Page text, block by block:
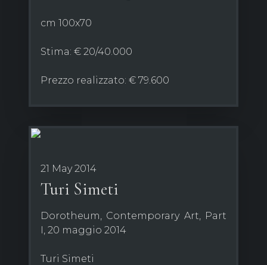
cm 100x70
Stima: € 20/40.000
Prezzo realizzato: € 79.600
21 May 2014
Turi Simeti
Dorotheum, Contemporary Art, Part
I, 20 maggio 2014
Turi Simeti